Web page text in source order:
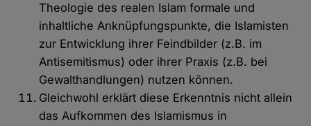
Theologie des realen Islam formale und
inhaltliche Anknüpfungspunkte, die Islamisten
zur Entwicklung ihrer Feindbilder (z.B. im
Antisemitismus) oder ihrer Praxis (z.B. bei
Gewalthandlungen) nutzen können.
Gleichwohl erklärt diese Erkenntnis nicht allein
das Aufkommen des Islamismus in